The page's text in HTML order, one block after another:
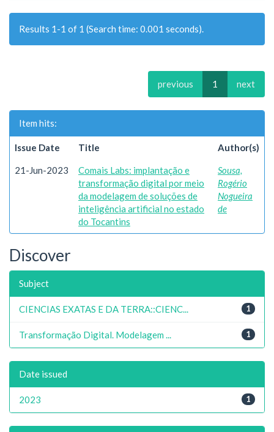
Results 1-1 of 1 (Search time: 0.001 seconds).
previous 1 next
Item hits:
Issue Date Title Author(s)
21-Jun-2023
Comais Labs: implantação e
transformação digital por meio
da modelagem de soluções de
inteligência artificial no estado
do Tocantins
Sousa,
Rogério
Nogueira
de
Discover
Subject
1
CIENCIAS EXATAS E DA TERRA::CIENC...
1
Transformação Digital. Modelagem ...
Date issued
1
2023